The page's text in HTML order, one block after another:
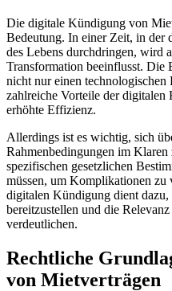
Die digitale Kündigung von
Bedeutung. In einer Zeit, in der
des Lebens durchdringen, wird
Transformation beeinflusst.
nicht nur einen technologischen
zahlreiche Vorteile der
erhöhte Effizienz.
Allerdings ist es wichtig, sich
Rahmenbedingungen im
spezifischen gesetzlichen
müssen, um Komplikationen
digitalen Kündigung dient
bereitzustellen und die
verdeutlichen.
Rechtliche
von Mietverträgen